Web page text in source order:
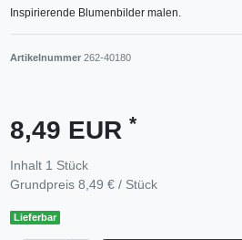
Inspirierende Blumenbilder malen.
Artikelnummer 262-40180
8,49 EUR *
Inhalt 1 Stück
Grundpreis 8,49 € / Stück
Lieferbar